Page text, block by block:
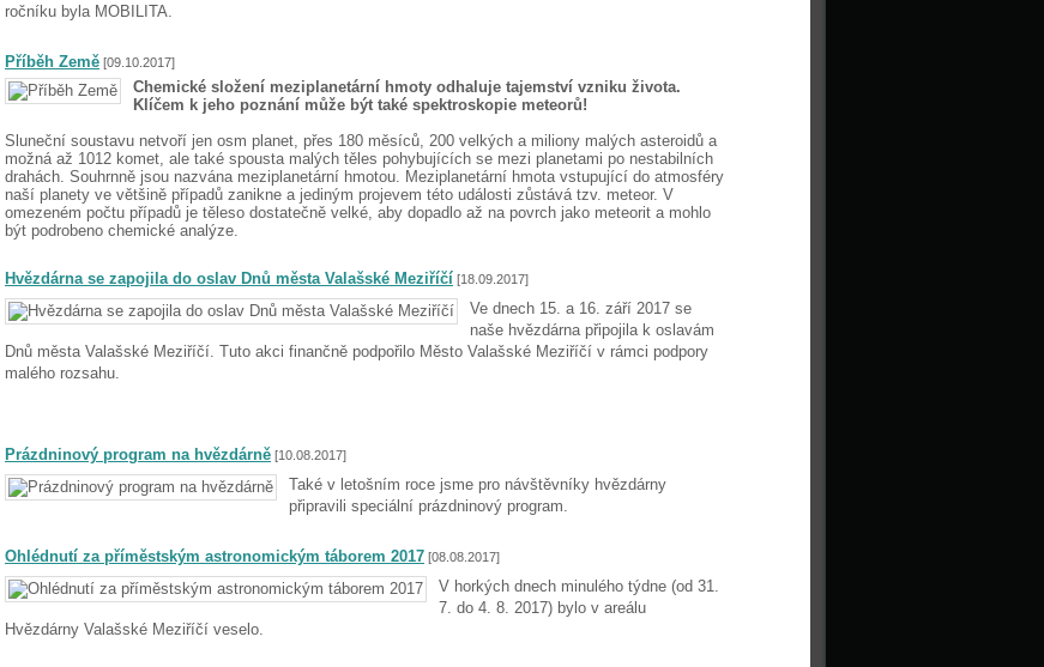
ročníku byla MOBILITA.
Příběh Země [09.10.2017]
Chemické složení meziplanetární hmoty odhaluje tajemství vzniku života.
Klíčem k jeho poznání může být také spektroskopie meteorů!
Sluneční soustavu netvoří jen osm planet, přes 180 měsíců, 200 velkých a miliony malých asteroidů a
možná až 1012 komet, ale také spousta malých těles pohybujících se mezi planetami po nestabilních
drahách. Souhrnně jsou nazvána meziplanetární hmotou. Meziplanetární hmota vstupující do atmosféry
naší planety ve většině případů zanikne a jediným projevem této události zůstává tzv. meteor. V
omezeném počtu případů je těleso dostatečně velké, aby dopadlo až na povrch jako meteorit a mohlo
být podrobeno chemické analýze.
Hvězdárna se zapojila do oslav Dnů města Valašské Meziříčí [18.09.2017]
Ve dnech 15. a 16. září 2017 se
naše hvězdárna připojila k oslavám
Dnů města Valašské Meziříčí. Tuto akci finančně podpořilo Město Valašské Meziříčí v rámci podpory
malého rozsahu.
Prázdninový program na hvězdárně [10.08.2017]
Také v letošním roce jsme pro návštěvníky hvězdárny
připravili speciální prázdninový program.
Ohlédnutí za příměstským astronomickým táborem 2017 [08.08.2017]
V horkých dnech minulého týdne (od 31.
7. do 4. 8. 2017) bylo v areálu
Hvězdárny Valašské Meziříčí veselo.